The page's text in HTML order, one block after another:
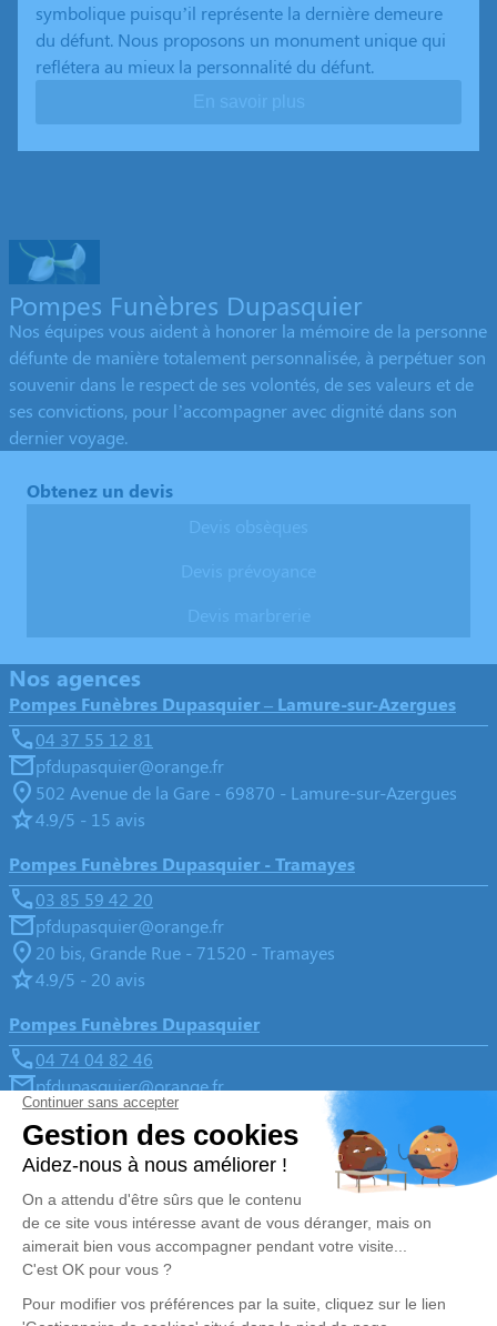
symbolique puisqu’il représente la dernière demeure
du défunt. Nous proposons un monument unique qui
reflétera au mieux la personnalité du défunt.
Pompes Funèbres Dupasquier
Nos équipes vous aident à honorer la mémoire de la personne
défunte de manière totalement personnalisée, à perpétuer son
souvenir dans le respect de ses volontés, de ses valeurs et de
ses convictions, pour l’accompagner avec dignité dans son
dernier voyage.
Obtenez un devis
Nos agences
Pompes Funèbres Dupasquier – Lamure-sur-Azergues
04 37 55 12 81
pfdupasquier@orange.fr
502 Avenue de la Gare - 69870 - Lamure-sur-Azergues
4.9/5 - 15 avis
Pompes Funèbres Dupasquier - Tramayes
03 85 59 42 20
pfdupasquier@orange.fr
20 bis, Grande Rue - 71520 - Tramayes
4.9/5 - 20 avis
Pompes Funèbres Dupasquier
04 74 04 82 46
pfdupasquier@orange.fr
Place de la Paix, 11 route de Saint-Joseph - 69430 -
Beaujeu
4.9/5 - 172 avis
Nos Services
Organiser des obsèques
Monuments funéraires
Services aux familles
Liens utiles
Avis de décès
Demande de rendez-vous en